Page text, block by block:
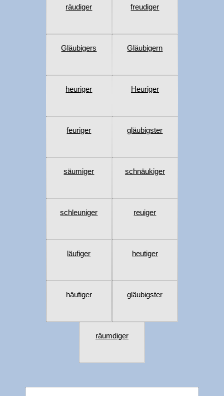
räudiger freudiger
Gläubigers Gläubigern
heuriger Heuriger
feuriger gläubigster
säumiger schnäukiger
schleuniger reuiger
läufiger heutiger
häufiger gläubigster
räumdiger